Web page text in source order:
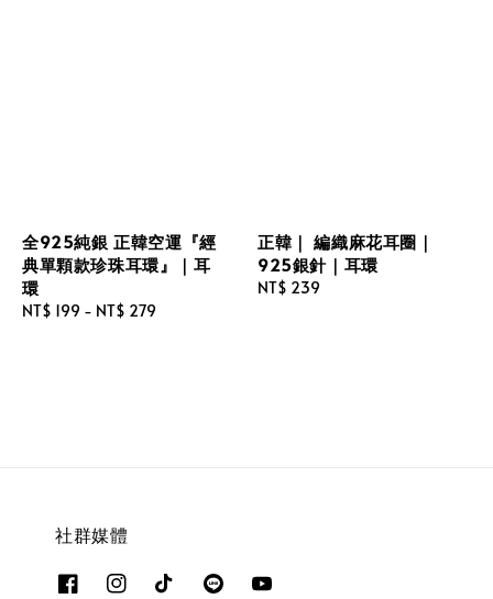
全925純銀 正韓空運『經
典單顆款珍珠耳環』｜耳
環
Regular
NT$ 199 - NT$ 279
正韓｜ 編織麻花耳圈｜
925銀針｜耳環
Regular
NT$ 239
社群媒體